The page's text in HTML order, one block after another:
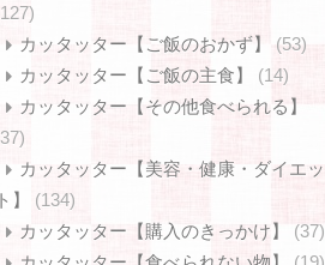
カッタッター【ご飯のおかず】
(53)
カッタッター【ご飯の主食】
(14)
カッタッター【その他食べられる】
カッタッター【美容・健康・ダイエッ
】
(134)
カッタッター【購入のきっかけ】
(37)